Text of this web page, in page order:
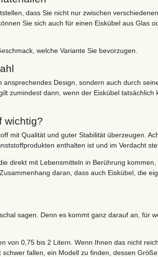
dass Sie nicht nur zwischen
Sie sich auch für einen Eiskübel aus Glas
welche Variante Sie bevorzugen.
Design, sondern auch durch
zumindest dann, wenn der Eiskübel
wichtig?
mit Qualität und guter Stabilität überzeugen.
enthalten ist und im Verdacht
direkt mit Lebensmitteln in Berührung
daran, dass auch Eiskübel, die
sagen. Denn es kommt ganz darauf an, für
von 0,75 bis 2 Litern. Wenn Ihnen das nicht
fallen, ein Modell zu finden, dessen